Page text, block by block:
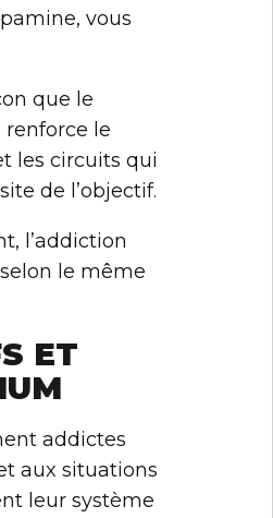
vous
que le
le
les circuits qui
de l’objectif.
l’addiction
le même
ET
addictes
aux situations
leur système